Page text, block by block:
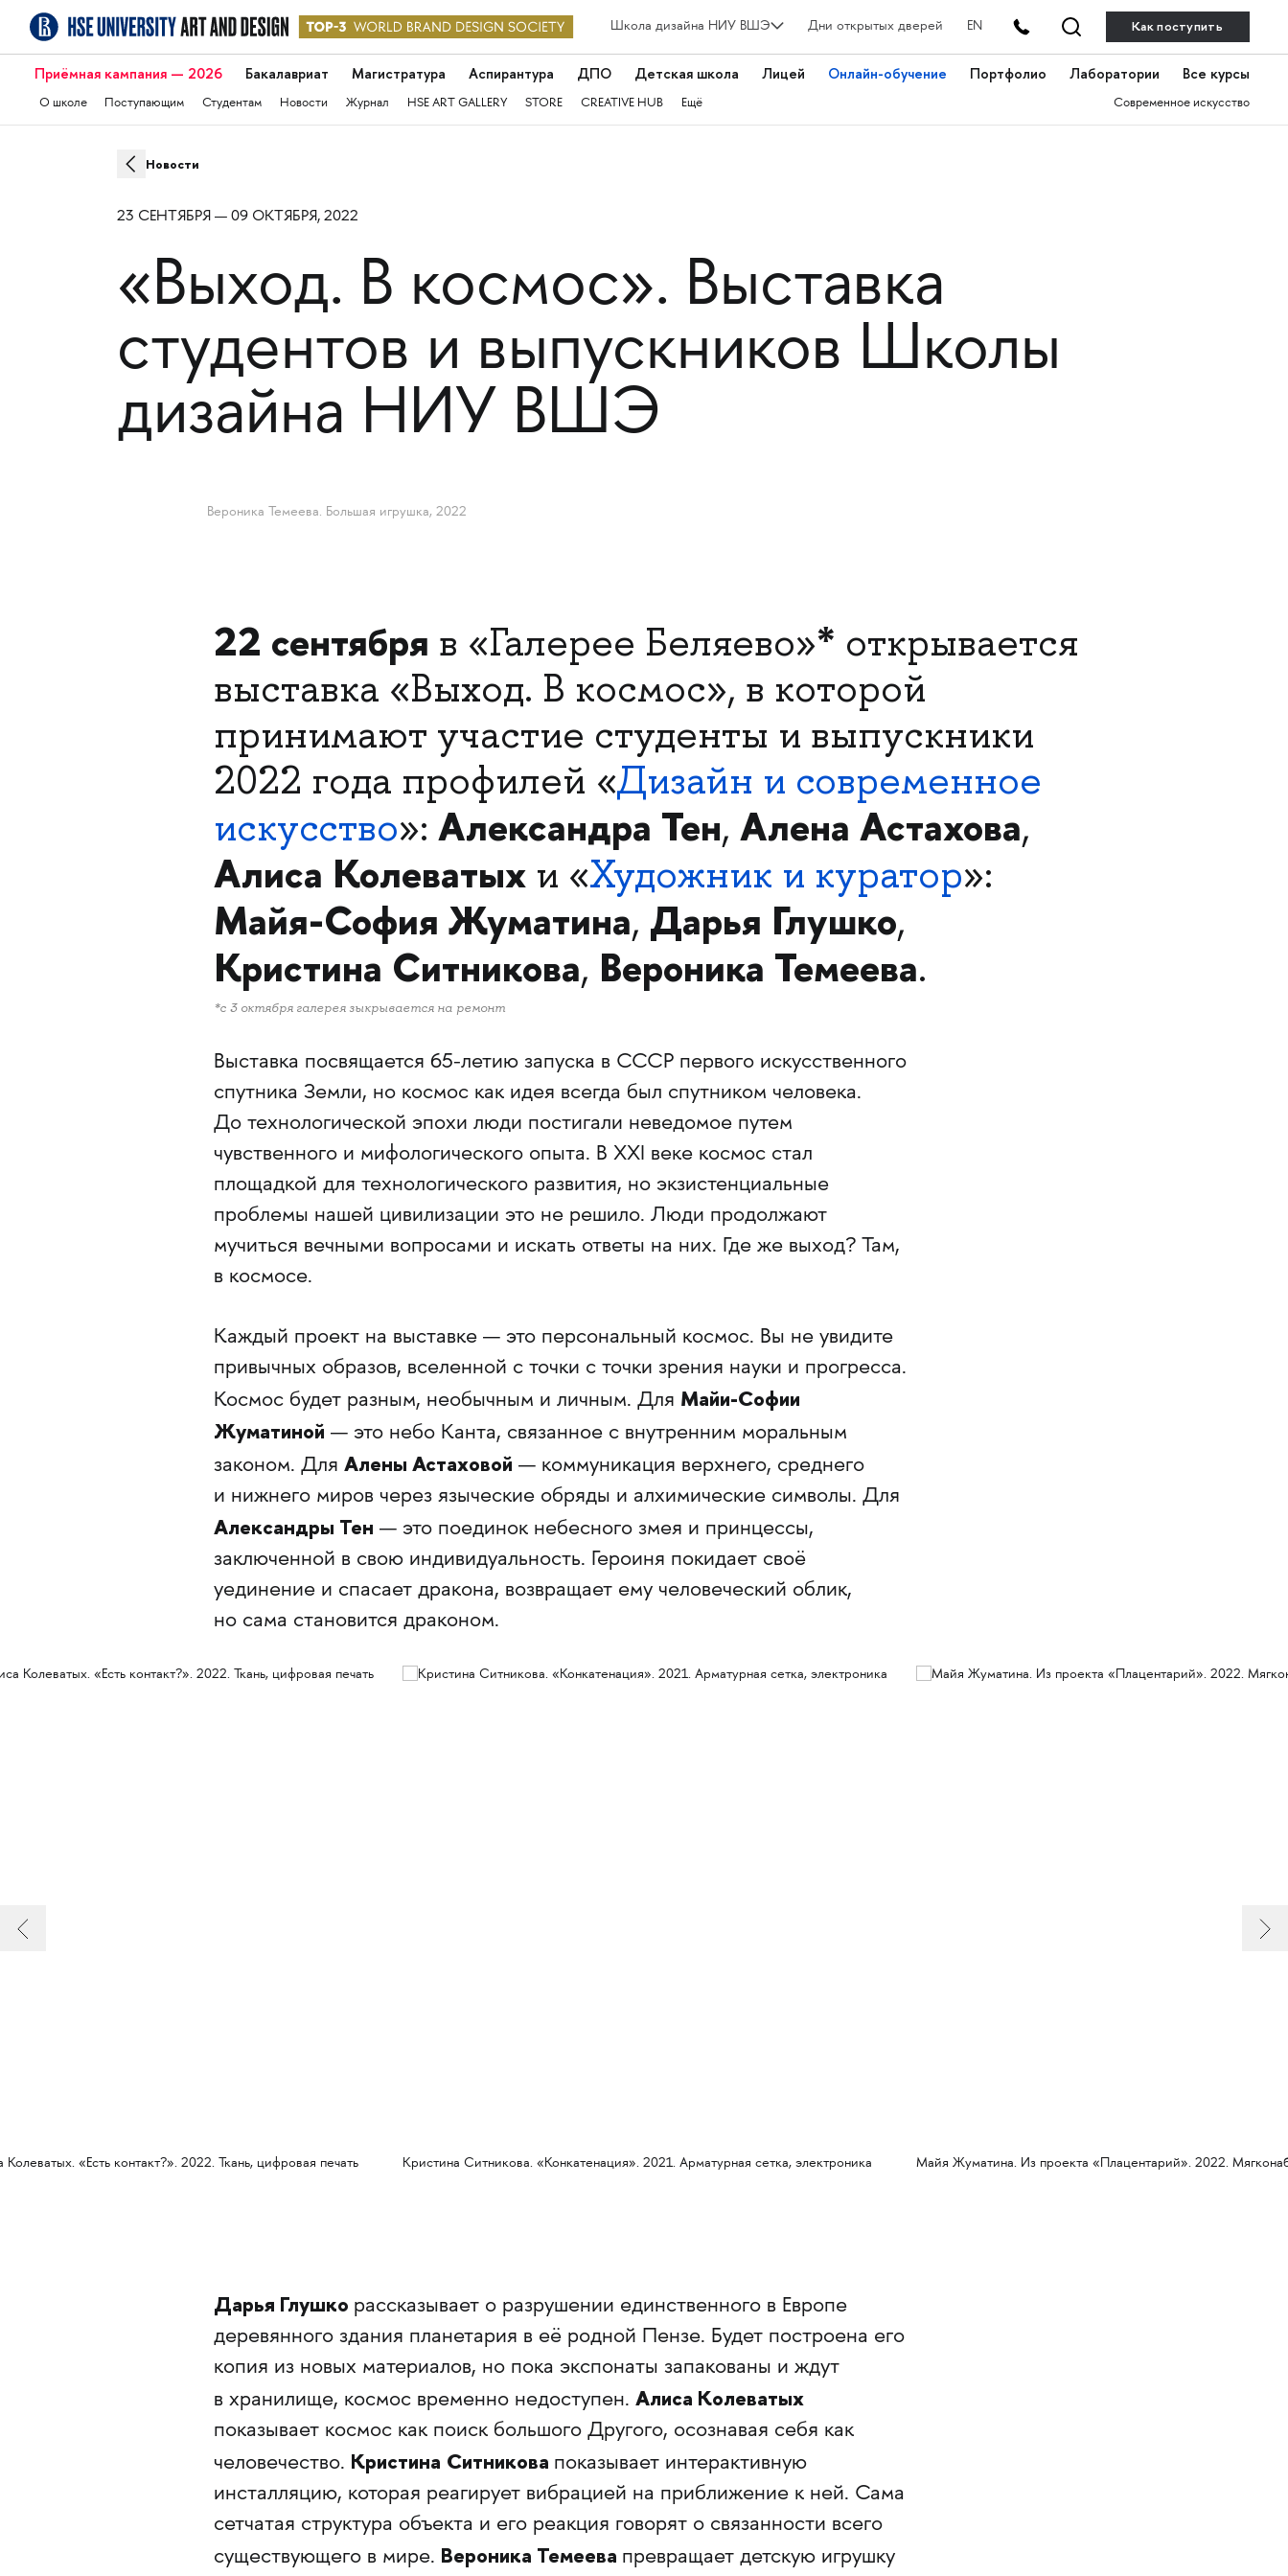
Школа дизайна НИУ ВШЭ Дни открытых дверей EN Как поступить
Приёмная кампания — 2026 Бакалавриат Магистратура Аспирантура ДПО Детская школа Лицей Онлайн-обучение Портфолио Лаборатории Все курсы
О школе Поступающим Студентам Новости Журнал HSE ART GALLERY STORE CREATIVE HUB Ещё Современное искусство
Новости
23 СЕНТЯБРЯ — 09 ОКТЯБРЯ, 2022
«Выход. В космос». Выставка
студентов и выпускников Школы
дизайна НИУ ВШЭ
Вероника Темеева. Большая игрушка, 2022
22 сентября в «Галерее Беляево»* открывается
выставка «Выход. В космос», в которой
принимают участие студенты и выпускники
2022 года профилей «Дизайн и современное
искусство»: Александра Тен, Алена Астахова,
Алиса Колеватыхи «Художник и куратор»:
Майя-София Жуматина, Дарья Глушко,
Кристина Ситникова, Вероника Темеева.
*с 3 октября галерея зыкрывается на ремонт
Выставка посвящается 65-летию запуска в СССР первого искусственного
спутника Земли, но космос как идея всегда был спутником человека.
До технологической эпохи люди постигали неведомое путем
чувственного и мифологического опыта. В ХХI веке космос стал
площадкой для технологического развития, но экзистенциальные
проблемы нашей цивилизации это не решило. Люди продолжают
мучиться вечными вопросами и искать ответы на них. Где же выход? Там,
в космосе.
Каждый проект на выставке — это персональный космос. Вы не увидите
привычных образов, вселенной с точки с точки зрения науки и прогресса.
Космос будет разным, необычным и личным. Для Майи-Софии
Жуматиной — это небо Канта, связанное с внутренним моральным
законом. Для Алены Астаховой — коммуникация верхнего, среднего
и нижнего миров через языческие обряды и алхимические символы. Для
Александры Тен — это поединок небесного змея и принцессы,
заключенной в свою индивидуальность. Героиня покидает своё
уединение и спасает дракона, возвращает ему человеческий облик,
но сама становится драконом.
Колеватых. «Есть контакт?». 2022. Ткань, цифровая печать Кристина Ситникова. «Конкатенация». 2021. Арматурная сетка, электроника Майя Жуматина. Из проекта «Плацентарий». 2022.
Дарья Глушко рассказывает о разрушении единственного в Европе
деревянного здания планетария в её родной Пензе. Будет построена его
копия из новых материалов, но пока экспонаты запакованы и ждут
в хранилище, космос временно недоступен. Алиса Колеватых
показывает космос как поиск большого Другого, осознавая себя как
человечество. Кристина Ситникова показывает интерактивную
инсталляцию, которая реагирует вибрацией на приближение к ней. Сама
сетчатая структура объекта и его реакция говорят о связанности всего
существующего в мире. Вероника Темеева превращает детскую игрушку